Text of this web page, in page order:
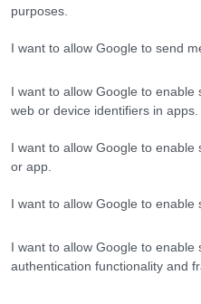
purposes.
I want to allow Google to send
I want to allow Google to
web or device identifiers in apps.
I want to allow Google to
or app.
I want to allow Google to enable
I want to allow Google to
authentication functionality and
elsők között legyen a